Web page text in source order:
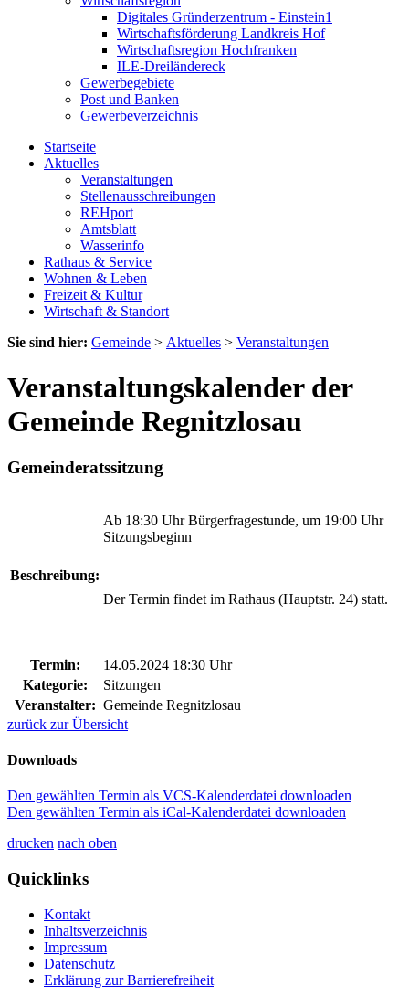
Digitales Gründerzentrum - Einstein1
Wirtschaftsförderung Landkreis Hof
Wirtschaftsregion Hochfranken
ILE-Dreiländereck
Gewerbegebiete
Post und Banken
Gewerbeverzeichnis
Startseite
Aktuelles
Veranstaltungen
Stellenausschreibungen
REHport
Amtsblatt
Wasserinfo
Rathaus & Service
Wohnen & Leben
Freizeit & Kultur
Wirtschaft & Standort
Sie sind hier: Gemeinde > Aktuelles > Veranstaltungen
Veranstaltungskalender der
Gemeinde Regnitzlosau
Gemeinderatssitzung
Beschreibung:
Ab 18:30 Uhr Bürgerfragestunde, um 19:00 Uhr
Sitzungsbeginn
Der Termin findet im Rathaus (Hauptstr. 24) statt.
Termin:
14.05.2024 18:30 Uhr
Kategorie:
Sitzungen
Veranstalter: Gemeinde Regnitzlosau
zurück zur Übersicht
Downloads
Den gewählten Termin als VCS-Kalenderdatei downloaden
Den gewählten Termin als iCal-Kalenderdatei downloaden
drucken nach oben
Quicklinks
Kontakt
Inhaltsverzeichnis
Impressum
Datenschutz
Erklärung zur Barrierefreiheit